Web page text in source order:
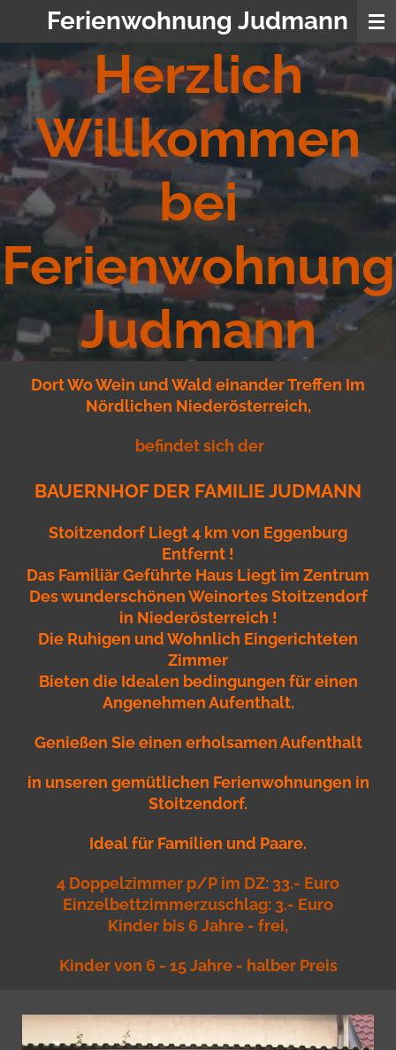
springen
Ferienwohnung Judmann
Herzlich
Willkommen
bei
Ferienwohnung
Judmann
Dort Wo Wein und Wald einander Treffen Im
Nördlichen Niederösterreich,
befindet sich der
BAUERNHOF DER FAMILIE JUDMANN
Stoitzendorf Liegt 4 km von Eggenburg
Entfernt !
Das Familiär Geführte Haus Liegt im Zentrum
Des wunderschönen Weinortes Stoitzendorf
in Niederösterreich !
Die Ruhigen und Wohnlich Eingerichteten
Zimmer
Bieten die Idealen bedingungen für einen
Angenehmen Aufenthalt.
Genießen Sie einen erholsamen Aufenthalt
in unseren gemütlichen Ferienwohnungen in
Stoitzendorf.
Ideal für Familien und Paare.
4 Doppelzimmer p/P im DZ: 33.- Euro
Einzelbettzimmerzuschlag: 3.- Euro
Kinder bis 6 Jahre - frei,
Kinder von 6 - 15 Jahre - halber Preis